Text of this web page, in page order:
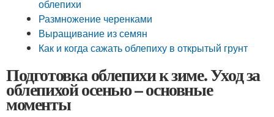
облепихи
Размножение черенками
Выращивание из семян
Как и когда сажать облепиху в открытый грунт
Подготовка облепихи к зиме. Уход за
облепихой осенью – основные
моменты